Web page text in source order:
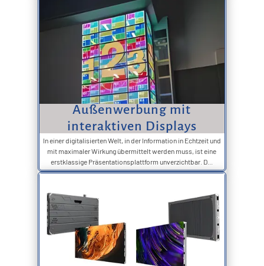
Außenwerbung mit
interaktiven Displays
In einer digitalisierten Welt, in der Information in Echtzeit und
mit maximaler Wirkung übermittelt werden muss, ist eine
erstklassige Präsentationsplattform unverzichtbar. D...